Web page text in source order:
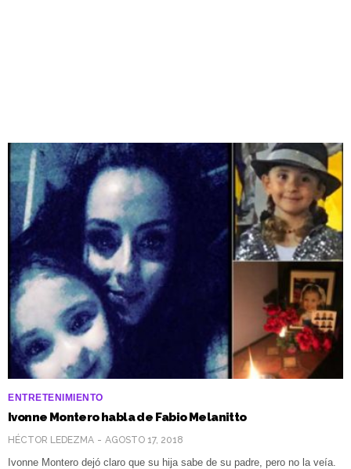
ENTRETENIMIENTO
Ivonne Montero habla de Fabio Melanitto
HÉCTOR LEDEZMA AGOSTO 17, 2018
Ivonne Montero dejó claro que su hija sabe de su padre, pero no la veía.